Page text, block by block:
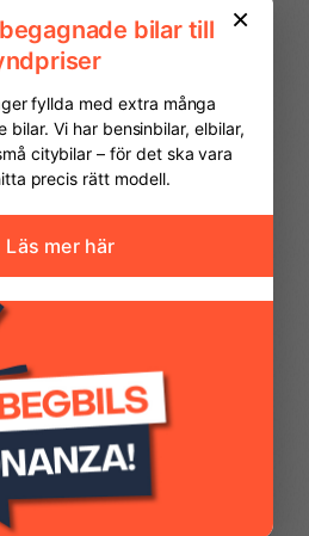
och även göra en
online.
975,00 kr
60månader